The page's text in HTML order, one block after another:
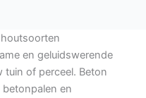
en geluidswerende
tuin of perceel. Beton
en